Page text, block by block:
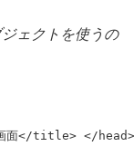
ェクトを使うの
画面</title> </